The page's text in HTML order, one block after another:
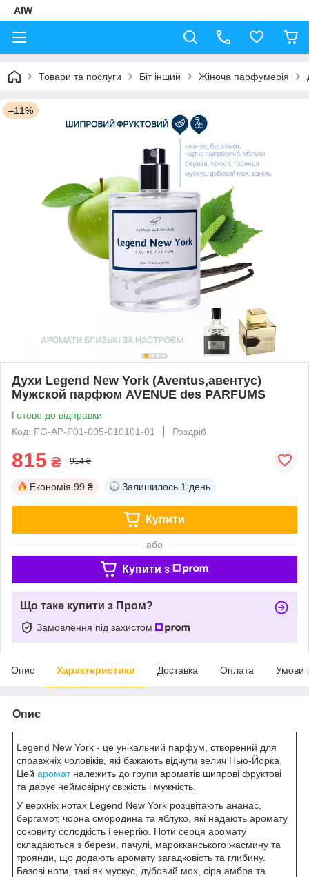
AIW
Товари та послуги Біт інший Жіноча парфумерія
–11%
Духи Legend New York (Aventus,авентус)
Мужской парфюм AVENUE des PARFUMS
Готово до відправки
Код: FG-AP-P01-005-010101-01
Роздріб
815 ₴ 914 ₴
Економія 99 ₴ Залишилось 1 день
Купити
або
Купити з
Що таке купити з Пром?
Замовлення під захистом
Опис Характеристики Доставка Оплата Умови
Опис
Legend New York - це унікальний парфум, створений для
справжніх чоловіків, які бажають відчути велич Нью-Йорка.
Цей ароматналежить до групи ароматів шипрові фруктові
та дарує неймовірну свіжість і мужність.
У верхніх нотах Legend New York розцвітають ананас,
бергамот, чорна смородина та яблуко, які надають аромату
соковиту солодкість і енергію. Ноти серця аромату
складаються з берези, пачулі, марокканського жасмину та
троянди, що додають аромату загадковість та глибину.
Базові ноти, такі як мускус, дубовий мох, сіра амбра та